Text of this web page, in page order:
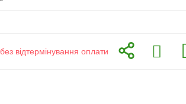
відтермінування оплати